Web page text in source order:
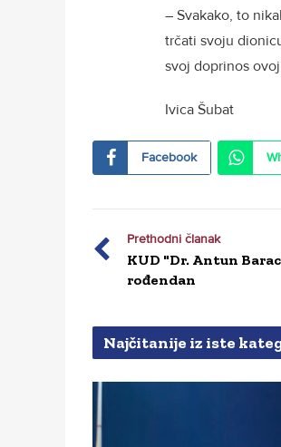
– Svakako, to
trčati svoju
svoj doprinos
Ivica Šubat
Facebook
Prethodni članak
KUD "Dr. Antun
rođendan
Najčitanije iz iste